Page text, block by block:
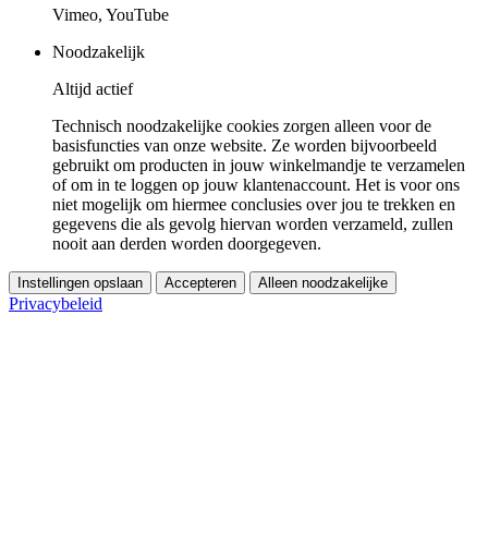
Vimeo, YouTube
Noodzakelijk
Altijd actief
Technisch noodzakelijke cookies zorgen alleen voor de
basisfuncties van onze website. Ze worden bijvoorbeeld
gebruikt om producten in jouw winkelmandje te verzamelen
of om in te loggen op jouw klantenaccount. Het is voor ons
niet mogelijk om hiermee conclusies over jou te trekken en
gegevens die als gevolg hiervan worden verzameld, zullen
nooit aan derden worden doorgegeven.
Instellingen opslaan Accepteren Alleen noodzakelijke
Privacybeleid